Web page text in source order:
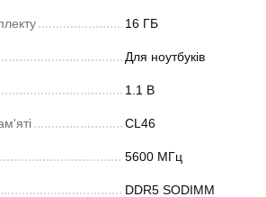
16 ГБ
Для ноутбуків
1.1 В
CL46
5600 МГц
DDR5 SODIMM